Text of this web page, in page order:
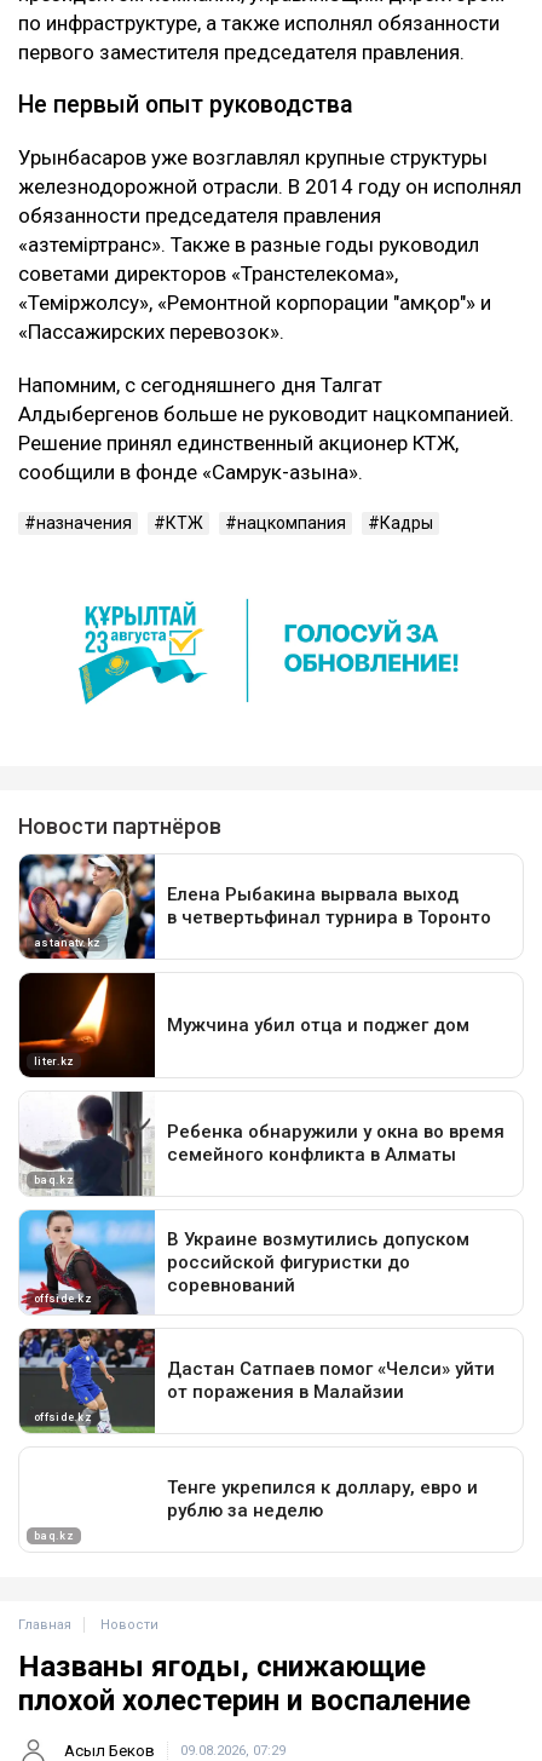
по инфраструктуре, а также исполнял обязанности
первого заместителя председателя правления.
Не первый опыт руководства
Урынбасаров уже возглавлял крупные структуры
железнодорожной отрасли. В 2014 году он исполнял
обязанности председателя правления
«Қазтеміртранс». Также в разные годы руководил
советами директоров «Транстелекома»,
«Теміржолсу», «Ремонтной корпорации "Қамқор"» и
«Пассажирских перевозок».
Напомним, с сегодняшнего дня Талгат
Алдыбергенов больше не руководит нацкомпанией.
Решение принял единственный акционер КТЖ,
сообщили в фонде «Самрук-Қазына».
назначения КТЖ нацкомпания Кадры
Главная Новости
Названы ягоды, снижающие
плохой холестерин и воспаление
Асыл Беков 09.08.2026, 07:29